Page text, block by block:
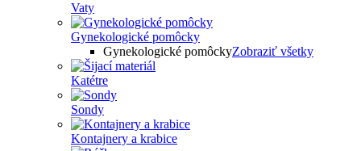
Vaty
Gynekologické pomôcky
Gynekologické pomôckyZobraziť všetky
Katétre
Sondy
Kontajnery a krabice